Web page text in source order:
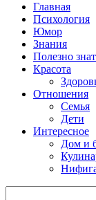
Главная
Психология
Юмор
Знания
Полезно
Красота
Отношения
Семья
Дети
Интересное
Дом и